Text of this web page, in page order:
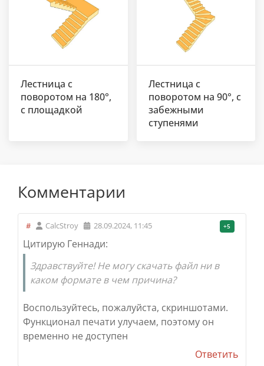
Лестница с
поворотом на 180°,
с площадкой
Лестница с
поворотом на 90°, с
забежными
ступенями
Комментарии
# CalcStroy 28.09.2024, 11:45 +5
Цитирую Геннади:
Здравствуйте! Не могу скачать файл ни в
каком форматев чем причина?
Воспользуйтесь, пожалуйста, скриншотами.
Функционал печати улучаем, поэтому он
временно не доступен
Ответить